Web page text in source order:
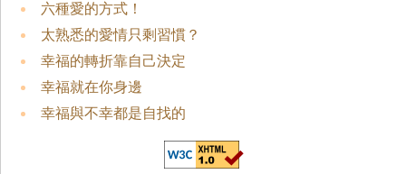
六種愛的方式！
太熟悉的愛情只剩習慣？
幸福的轉折靠自己決定
幸福就在你身邊
幸福與不幸都是自找的